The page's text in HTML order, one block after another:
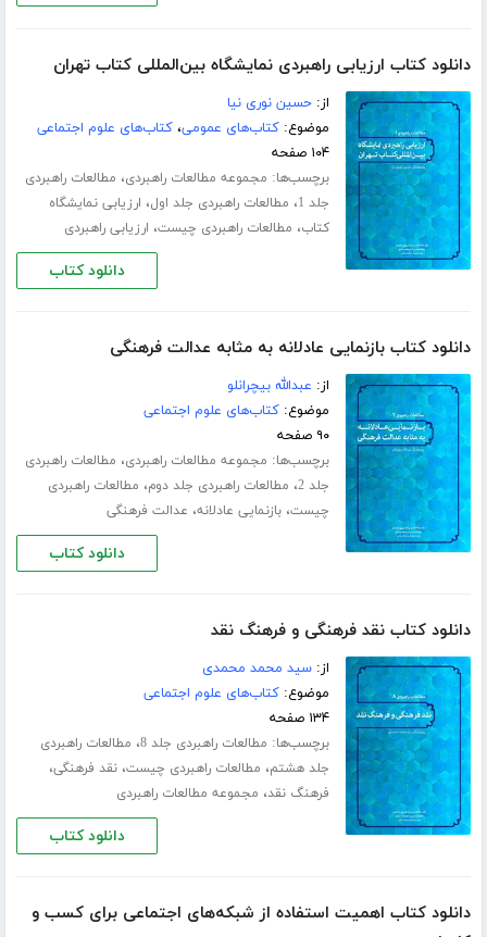
دانلود کتاب ارزیابی راهبردی نمایشگاه بین‌المللی کتاب تهران
از:حسین نوری نیا
موضوع:کتاب‌های عمومی،کتاب‌های علوم اجتماعی
۱۰۴ صفحه
برچسب‌ها: مجموعه مطالعات راهبردی، مطالعات راهبردی
جلد 1
، مطالعات راهبردی جلد اول، ارزیابی نمایشگاه
کتاب، مطالعات راهبردی چیست، ارزیابی راهبردی
دانلود کتاب
دانلود کتاب بازنمایی عادلانه به مثابه عدالت فرهنگی
از: عبدالله بیچرانلو
موضوع:کتاب‌های علوم اجتماعی
۹۰ صفحه
برچسب‌ها: مجموعه مطالعات راهبردی، مطالعات راهبردی
جلد 2 ، مطالعات راهبردی جلد دوم، مطالعات راهبردی
چیست،بازنمایی عادلانه، عدالت فرهنگی
دانلود کتاب
دانلود کتاب نقد فرهنگی و فرهنگ نقد
از:سید محمد محمدی
موضوع:کتاب‌های علوم اجتماعی
۱۳۴ صفحه
برچسب‌ها: مطالعات راهبردی جلد 8 ، مطالعات راهبردی
جلد هشتم، مطالعات راهبردی چیست،نقد فرهنگی،
فرهنگ نقد، مجموعه مطالعات راهبردی
دانلود کتاب
دانلود کتاب اهمیت استفاده از شبکه‌های اجتماعی برای کسب و